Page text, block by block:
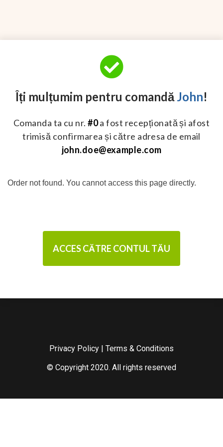
Îți mulțumim pentru comandăJohn!
Comanda ta cu nr.#0a fost recepționată și afost
trimisă confirmarea și către adresa de email
john.doe@example.com
Order not found. You cannot access this page directly.
ACCES CĂTRE CONTUL TĂU
Privacy Policy | Terms & Conditions
© Copyright 2020. All rights reserved